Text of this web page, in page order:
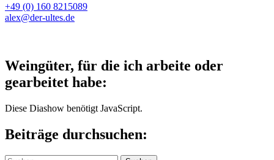
+49 (0) 160 8215089
alex@der-ultes.de
Weingüter, für die ich arbeite oder
gearbeitet habe:
Diese Diashow benötigt JavaScript.
Beiträge durchsuchen: